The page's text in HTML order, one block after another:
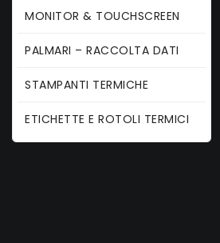
MONITOR & TOUCHSCREEN
PALMARI – RACCOLTA DATI
STAMPANTI TERMICHE
ETICHETTE E ROTOLI TERMICI